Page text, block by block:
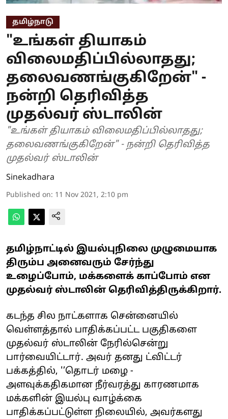
தமிழ்நாடு
"உங்கள் தியாகம்
விலைமதிப்பில்லாதது;
தலைவணங்குகிறேன்" -
நன்றி தெரிவித்த
முதல்வர் ஸ்டாலின்
"உங்கள் தியாகம் விலைமதிப்பில்லாதது;
தலைவணங்குகிறேன்" - நன்றி தெரிவித்த
முதல்வர் ஸ்டாலின்
Sinekadhara
Published on: 11 Nov 2021, 2:10 pm
தமிழ்நாட்டில் இயல்புநிலை முழுமையாக
திரும்ப அனைவரும் சேர்ந்து
உழைப்போம், மக்களைக் காப்போம் என
முதல்வர் ஸ்டாலின் தெரிவித்திருக்கிறார்.
கடந்த சில நாட்களாக சென்னையில்
வெள்ளத்தால் பாதிக்கப்பட்ட பகுதிகளை
முதல்வர் ஸ்டாலின் நேரில்சென்று
பார்வையிட்டார். அவர் தனது ட்விட்டர்
பக்கத்தில், '’தொடர் மழை -
அளவுக்கதிகமான நீர்வரத்து காரணமாக
மக்களின் இயல்பு வாழ்க்கை
பாதிக்கப்பட்டுள்ள நிலையில், அவர்களது